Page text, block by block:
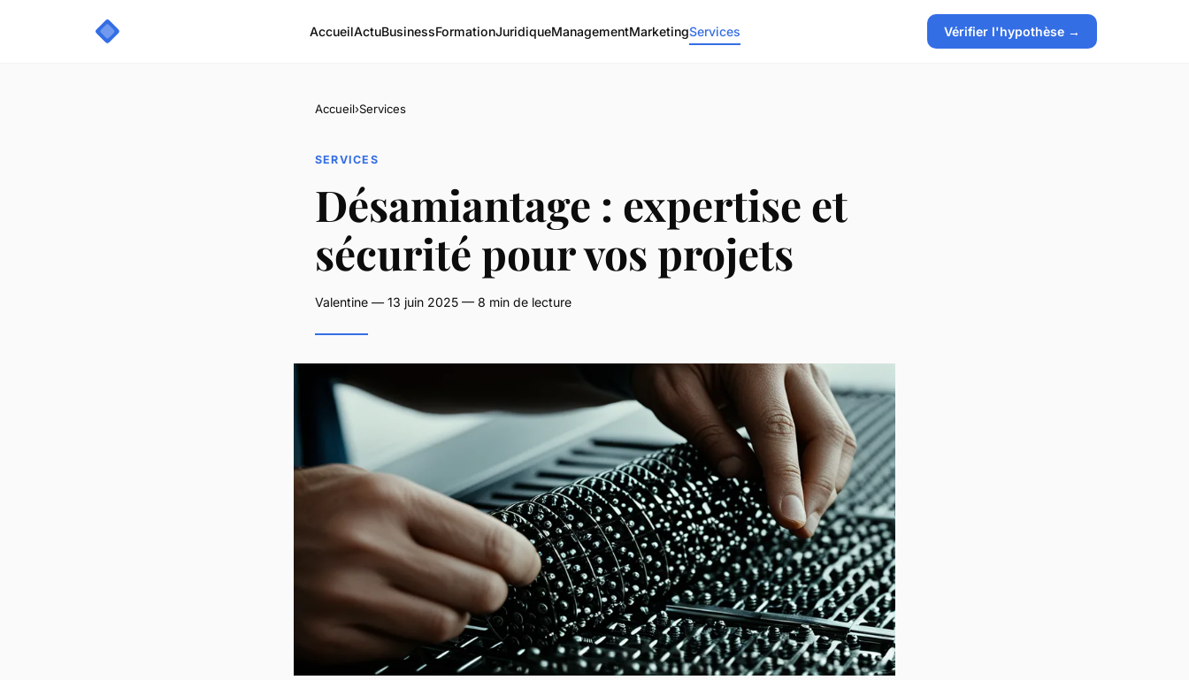
AccueilActuBusinessFormationJuridiqueManagementMarketingServices Vérifier l'hypothèse →
Accueil›Services
SERVICES
Désamiantage : expertise et
sécurité pour vos projets
Valentine — 13 juin 2025 — 8 min de lecture